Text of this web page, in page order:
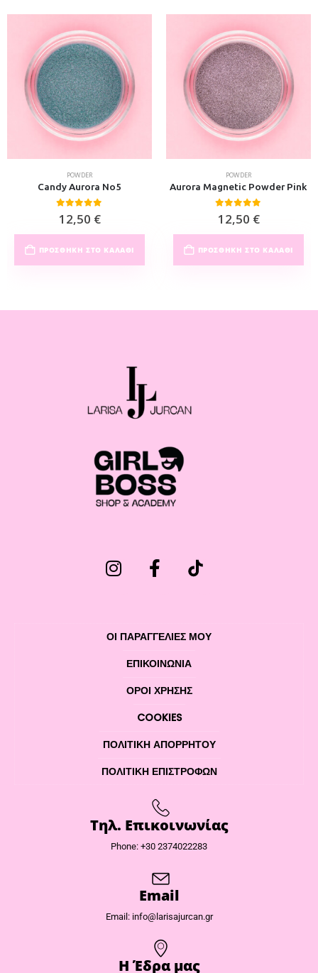
POWDER
Candy Aurora No5
0out of 5
12,50 €
ΠΡΟΣΘΉΚΗ ΣΤΟ ΚΑΛΆΘΙ
POWDER
Aurora Magnetic Powder Pink
0out of 5
12,50 €
ΠΡΟΣΘΉΚΗ ΣΤΟ ΚΑΛΆΘΙ
ΟΙ ΠΑΡΑΓΓΕΛΙΕΣ ΜΟΥ
ΕΠΙΚΟΙΝΩΝΊΑ
ΌΡΟΙ ΧΡΉΣΗΣ
COOKIES
ΠΟΛΙΤΙΚΉ ΑΠΟΡΡΉΤΟΥ
ΠΟΛΙΤΙΚΉ ΕΠΙΣΤΡΟΦΏΝ
Τηλ. Επικοινωνίας
Phone: +30 2374022283
Email
Email: info@larisajurcan.gr
Η Έδρα μας​